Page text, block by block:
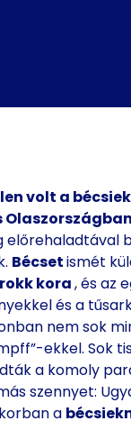
volt a
előrehaladtával
Bécsetismét
kora, és az
és a
nem sok
ekkel. Sok
a komoly
szennyet:
a